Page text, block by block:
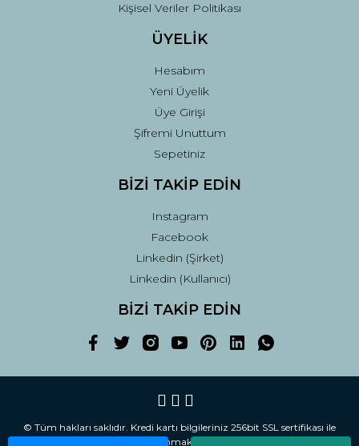
Kişisel Veriler Politikası
ÜYELİK
Hesabım
Yeni Üyelik
Üye Girişi
Şifremi Unuttum
Sepetiniz
BİZİ TAKİP EDİN
Instagram
Facebook
Linkedin (Şirket)
Linkedin (Kullanıcı)
BİZİ TAKİP EDİN
© Tüm hakları saklıdır. Kredi kartı bilgileriniz 256bit SSL sertifikası ile
korunmaktadır.